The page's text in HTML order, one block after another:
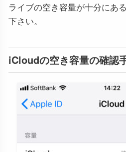
ライブの空き容量が十分にあ
下さい。
iCloudの空き容量の確認